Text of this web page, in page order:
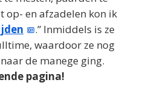
op- en afzadelen kon ik
.” Inmiddels is ze
waardoor ze nog
de manege ging.
pagina!